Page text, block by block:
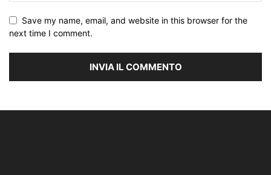
Save my name, email, and website in this browser for the
next time I comment.